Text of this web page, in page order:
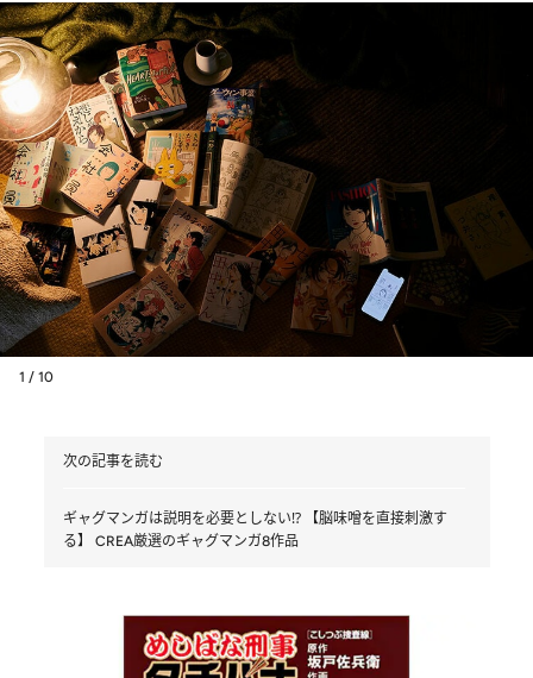
1 / 10
次の記事を読む
ギャグマンガは説明を必要としない⁉ 【脳味噌を直接刺激す
る】 CREA厳選のギャグマンガ8作品